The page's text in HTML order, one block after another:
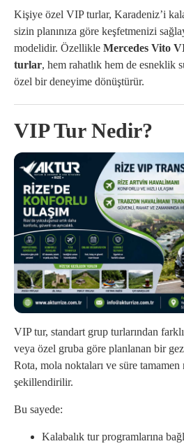
Kişiye özel VIP turlar, Karadeniz’i
sizin planınıza göre keşfetmenizi
modelidir. Özellikle Mercedes Vito
turlar, hem rahatlık hem de esneklik
özel bir deneyime dönüştürür.
VIP Tur Nedir?
VIP tur, standart grup turlarından
veya özel gruba göre planlanan bir
Rota, mola noktaları ve süre
şekillendirilir.
Bu sayede:
Kalabalık tur programlarına